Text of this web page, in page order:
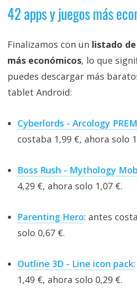
42 apps y juegos más
Finalizamos con un listado
más económicos, lo que
puedes descargar más
tablet Android:
Cyberlords - Arcology
costaba 1,99 €, ahora solo
Boss Rush - Mythology
4,29 €, ahora solo 1,07 €.
Parenting Hero: antes
solo 0,67 €.
Outline 3D - Line icon pack
1,49 €, ahora solo 0,29 €.